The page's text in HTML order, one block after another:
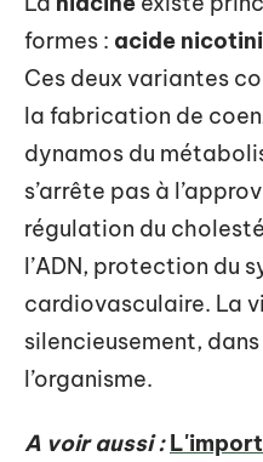
formes : acide
Ces deux variantes
la fabrication de
dynamos du
s’arrête pas à
régulation du
l’ADN, protection du
cardiovasculaire. La
silencieusement,
l’organisme.
A voir aussi :